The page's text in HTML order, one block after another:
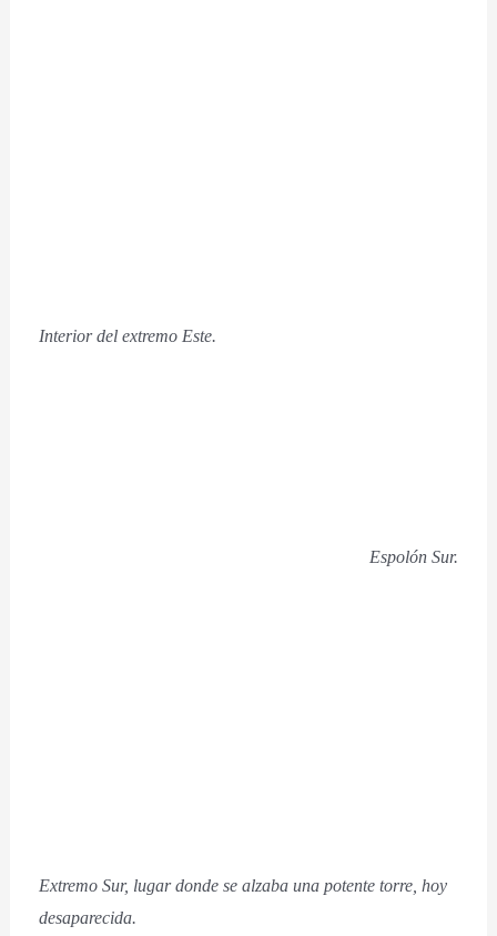
Interior del extremo Este.
Espolón Sur.
Extremo Sur, lugar donde se alzaba una potente torre, hoy
desaparecida.